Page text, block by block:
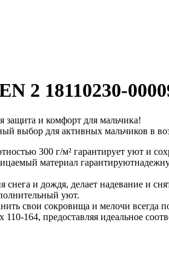
2 18110230-
защита и комфорт для мальчика!
выбор для активных мальчиков в
300 г/м² гарантирует уют и
материал
снега и дождя, делает надевание и
уют.
свои сокровища и мелочи всегда
110-164, предоставляя идеальное